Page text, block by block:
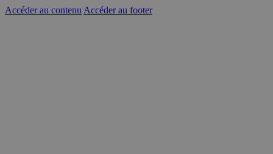
Accéder au contenu Accéder au footer